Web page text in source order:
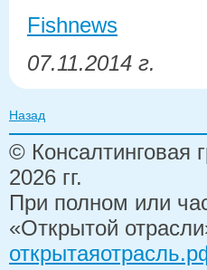
Fishnews
07.11.2014 г.
Назад
© Консалтинговая
2026 гг.
При полном или
«Открытой